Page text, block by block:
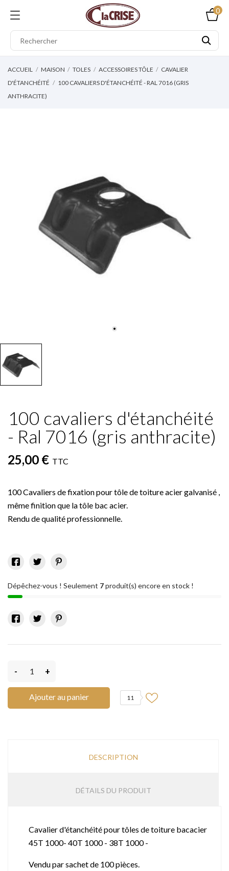
0
ACCUEIL MAISON TOLES ACCESSOIRES TÔLE
CAVALIER
D'ÉTANCHÉITÉ
100 CAVALIERS D'ÉTANCHÉITÉ - RAL 7016 (GRIS
ANTHRACITE)
100 cavaliers d'étanchéité
- Ral 7016 (gris anthracite)
25,00 € TTC
100 Cavaliers de fixation pour tôle de toiture acier galvanisé ,
même finition que la tôle bac acier.
Rendu de qualité professionnelle.
Dépêchez-vous ! Seulement 7produit(s) encore en stock !
- +
Ajouter au panier 11
DESCRIPTION
DÉTAILS DU PRODUIT
Cavalier d'étanchéité pour tôles de toiture bacacier
45T 1000- 40T 1000 - 38T 1000 -
Vendu par sachet de 100 pièces.